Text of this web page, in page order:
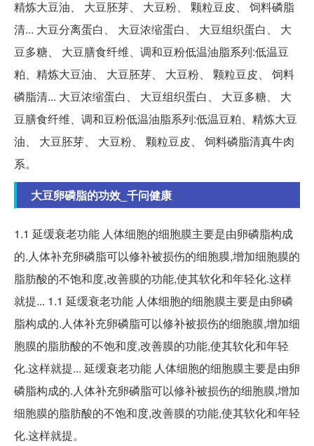
精炼大豆油、 大豆胚芽、 大豆粉、 颗粒豆皮、 饲料磷脂
清... 大豆分离蛋白、 大豆浓缩蛋白、 大豆组织蛋白、 大
豆多糖、 大豆膳食纤维、调和豆粉低温油脂系列:低温豆
粕、精炼大豆油、 大豆胚芽、 大豆粉、 颗粒豆皮、 饲料
磷脂清... 大豆浓缩蛋白、 大豆组织蛋白、 大豆多糖、 大
豆膳食纤维、调和豆粉低温油脂系列:低温豆粕、精炼大豆
油、 大豆胚芽、 大豆粉、 颗粒豆皮、 饲料磷脂清真牛肉
系。
大豆卵磷脂的功效_千问健康
1.1 延缓衰老功能 人体细胞的细胞膜主要是由卵磷脂构成
的.人体补充卵磷脂可以修补被损伤的细胞膜,增加细胞膜的
脂肪酸的不饱和度,改善膜的功能,使其软化和年轻化.这样
就提... 1.1 延缓衰老功能 人体细胞的细胞膜主要是由卵磷
脂构成的.人体补充卵磷脂可以修补被损伤的细胞膜,增加细
胞膜的脂肪酸的不饱和度,改善膜的功能,使其软化和年轻
化.这样就提... 延缓衰老功能 人体细胞的细胞膜主要是由卵
磷脂构成的.人体补充卵磷脂可以修补被损伤的细胞膜,增加
细胞膜的脂肪酸的不饱和度,改善膜的功能,使其软化和年轻
化.这样就提。